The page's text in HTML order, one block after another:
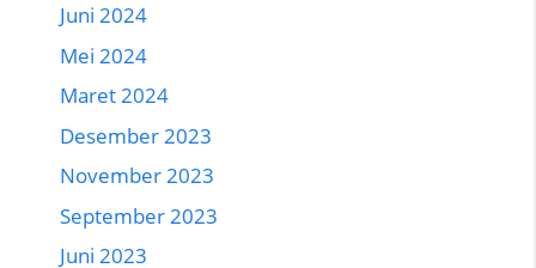
Juni 2024
Mei 2024
Maret 2024
Desember 2023
November 2023
September 2023
Juni 2023